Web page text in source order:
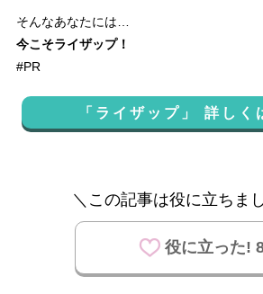
そんなあなたには…
今こそライザップ！
#PR
「ライザップ」 詳しく
＼この記事は役に立ちま
役に立った!